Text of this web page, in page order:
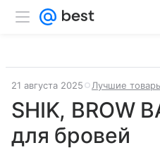
21 августа 2025 Лучшие
SHIK, BROW
для бровей